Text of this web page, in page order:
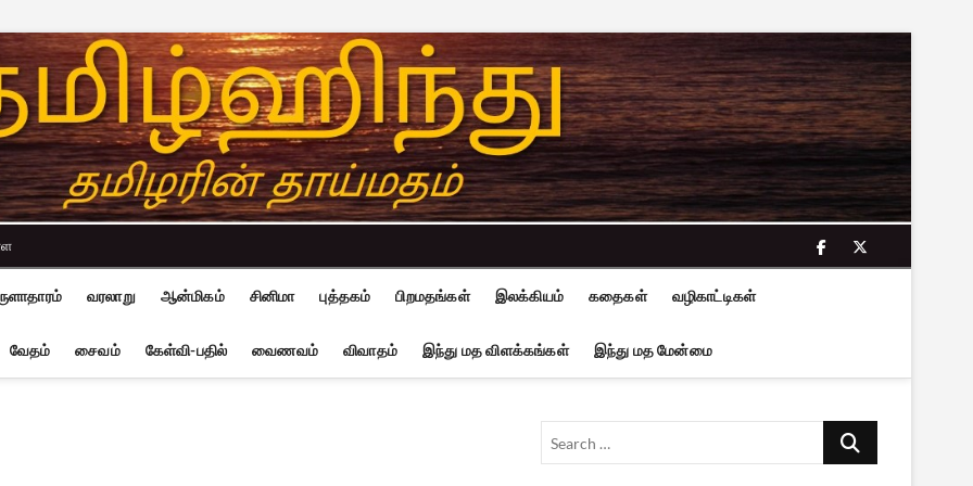
facebook
twitter
வரலாறு ஆன்மிகம் சினிமா புத்தகம் பிறமதங்கள் இலக்கியம் கதைகள் வழிகாட்டிகள்
வேதம் சைவம் கேள்வி-பதில் வைணவம் விவாதம் இந்து மத விளக்கங்கள் இந்து மத மேன்மை
Search